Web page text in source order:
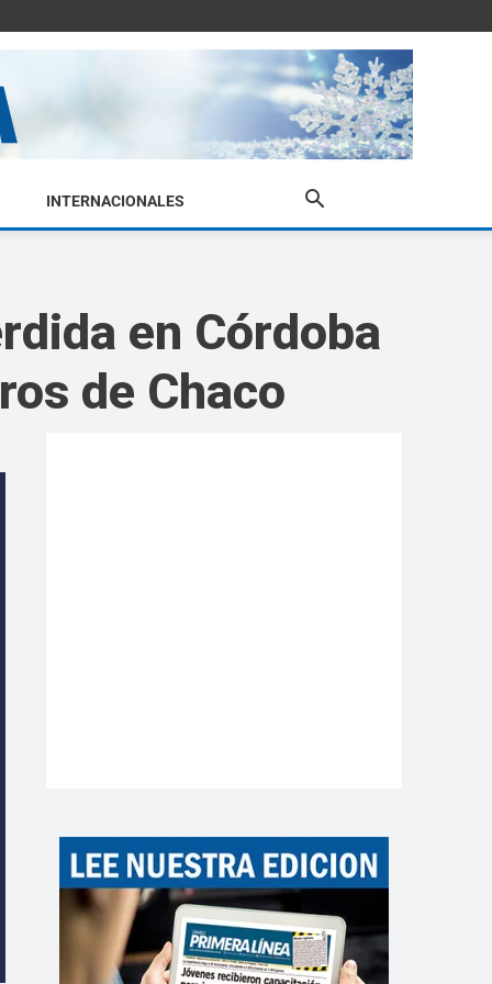
INTERNACIONALES
en Córdoba
de Chaco